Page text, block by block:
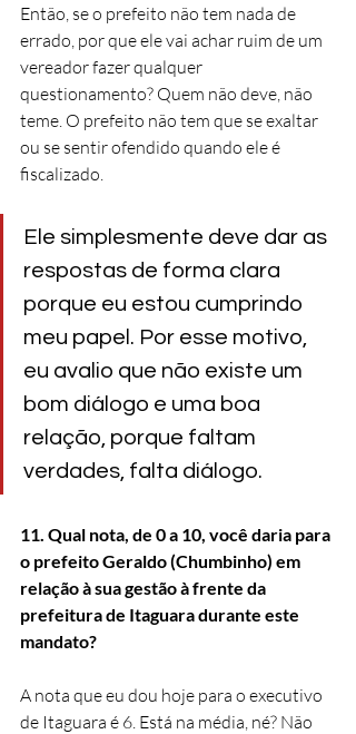
Então, se o prefeito não tem nada de
errado, por que ele vai achar ruim de um
vereador fazer qualquer
questionamento? Quem não deve, não
teme. O prefeito não tem que se exaltar
ou se sentir ofendido quando ele é
fiscalizado.
Ele simplesmente deve dar as
respostas de forma clara
porque eu estou cumprindo
meu papel. Por esse motivo,
eu avalio que não existe um
bom diálogo e uma boa
relação, porque faltam
verdades, falta diálogo.
11. Qual nota, de 0 a 10, você daria para
o prefeito Geraldo (Chumbinho) em
relação à sua gestão à frente da
prefeitura de Itaguara durante este
mandato?
A nota que eu dou hoje para o executivo
de Itaguara é 6. Está na média, né? Não